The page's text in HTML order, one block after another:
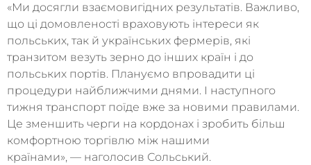
«Ми досягли взаємовигідних результатів. Важливо,
що ці домовленості враховують інтереси як
польських, так й українських фермерів, які
транзитом везуть зерно до інших країн і до
польських портів. Плануємо впровадити ці
процедури найближчими днями. І наступного
тижня транспорт поїде вже за новими правилами.
Це зменшить черги на кордонах і зробить більш
комфортною торгівлю між нашими
країнами», — наголосив Сольський.